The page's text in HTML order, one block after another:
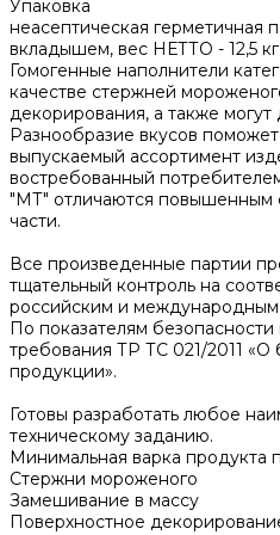
Упаковка
неасептическая герметичная
вкладышем, вес НЕТТО - 12,5 кг
Гомогенные наполнители
качестве стержней
декорирования, а также могут
Разнообразие вкусов
выпускаемый ассортимент
востребованный
"МТ" отличаются повышенным
части.
Все произведенные партии
тщательный контроль на
российским и международным
По показателям безопасности
требования ТР ТС 021/2011
продукции».
Готовы разработать любое
техническому заданию.
Минимальная варка продукта
Стержни мороженого
Замешивание в массу
Поверхностное